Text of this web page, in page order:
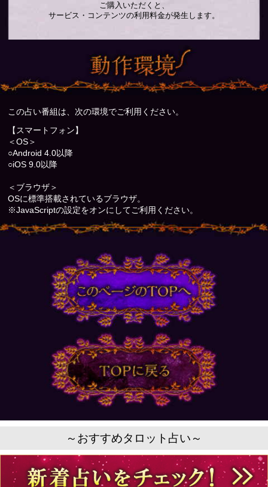
ご購入いただくと、
サービス・コンテンツの利用料金が発生します。
この占い番組は、次の環境でご利用ください。
【スマートフォン】
＜OS＞
○Android 4.0以降
○iOS 9.0以降
＜ブラウザ＞
OSに標準搭載されているブラウザ。
※JavaScriptの設定をオンにしてご利用ください。